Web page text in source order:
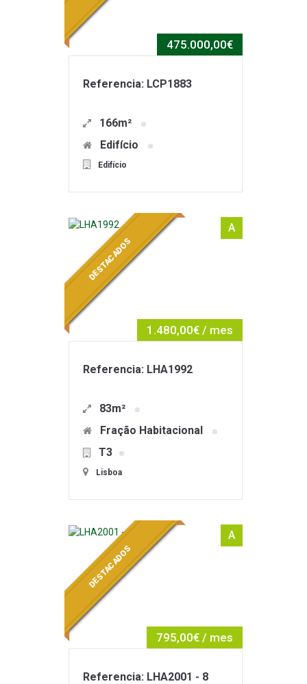
475.000,00€
Referencia: LCP1883
166m²
Edifício
Edifício
A
1.480,00€ / mes
DESTACADOS
Referencia: LHA1992
83m²
Fração Habitacional
T3
Lisboa
A
795,00€ / mes
DESTACADOS
Referencia: LHA2001 - 8